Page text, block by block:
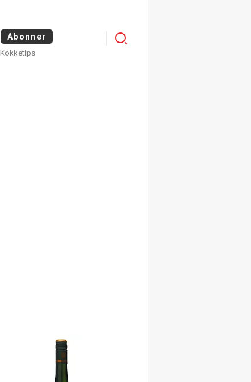
Abonner
Kokketips
Menu